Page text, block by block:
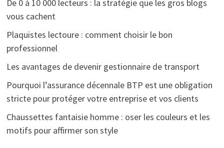
De 0 à 10 000 lecteurs : la stratégie que les gros blogs
vous cachent
Plaquistes lectoure : comment choisir le bon
professionnel
Les avantages de devenir gestionnaire de transport
Pourquoi l’assurance décennale BTP est une obligation
stricte pour protéger votre entreprise et vos clients
Chaussettes fantaisie homme : oser les couleurs et les
motifs pour affirmer son style